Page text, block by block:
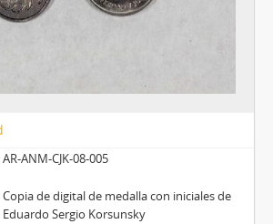
AR-ANM-CJK-08-005
Copia de digital de medalla con iniciales de
Eduardo Sergio Korsunsky